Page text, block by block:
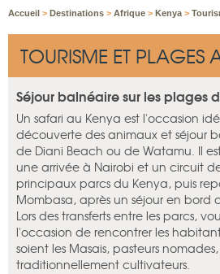
Accueil > Destinations > Afrique > Kenya >
TOURISME ET PLAGES
Séjour balnéaire sur les plages
Un safari au Kenya est l'occasion
découverte des animaux et séjour
de Diani Beach ou de Watamu. Il
une arrivée à Nairobi et un circuit
principaux parcs du Kenya, puis
Mombasa, après un séjour en bord
Lors des transferts entre les parcs,
l'occasion de rencontrer les
soient les Masais, pasteurs
traditionnellement cultivateurs.